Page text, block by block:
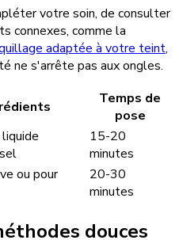
votre soin, de consulter
connexes, comme la
adaptée à votre teint,
ne s'arrête pas aux ongles.
Temps de
pose
15-20
minutes
ou pour
20-30
minutes
douces